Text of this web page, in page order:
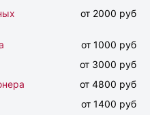
от 2000 руб
от 1000 руб
от 3000 руб
от 4800 руб
от 1400 руб